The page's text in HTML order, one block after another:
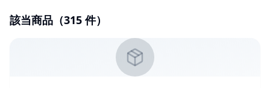
該当商品（315 件）